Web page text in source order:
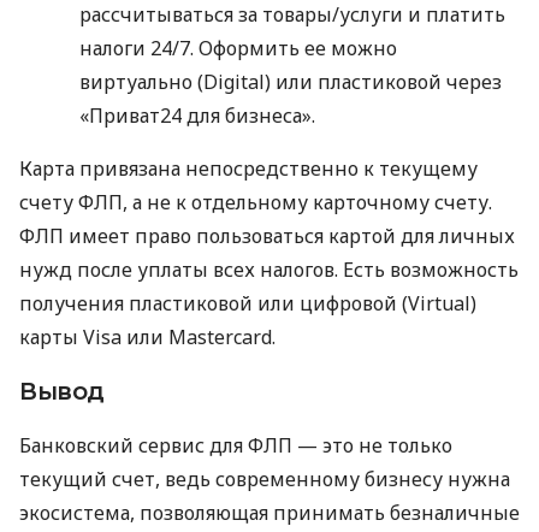
рассчитываться за товары/услуги и платить
налоги 24/7. Оформить ее можно
виртуально (Digital) или пластиковой через
«Приват24 для бизнеса».
Карта привязана непосредственно к текущему
счету ФЛП, а не к отдельному карточному счету.
ФЛП имеет право пользоваться картой для личных
нужд после уплаты всех налогов. Есть возможность
получения пластиковой или цифровой (Virtual)
карты Visa или Mastercard.
Вывод
Банковский сервис для ФЛП — это не только
текущий счет, ведь современному бизнесу нужна
экосистема, позволяющая принимать безналичные